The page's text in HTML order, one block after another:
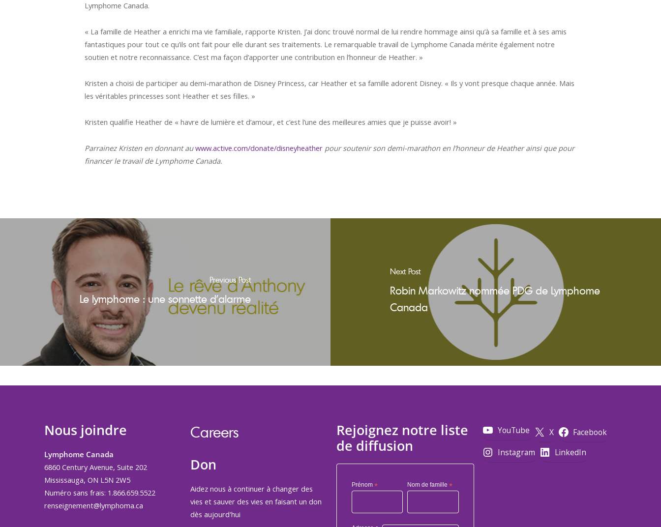
Lymphome Canada.
« La famille de Heather a enrichi ma vie familiale, rapporte Kristen. J’ai donc trouvé normal de lui rendre hommage ainsi qu’à sa famille et à ses amis
fantastiques pour tout ce qu’ils ont fait pour elle durant ses traitements. Le remarquable travail de Lymphome Canada mérite également notre
soutien et notre reconnaissance. C’est ma façon d’apporter une contribution en l’honneur de Heather. »
Kristen a choisi de participer au demi-marathon de Disney Princess, car Heather et sa famille adorent Disney. « Ils y vont presque chaque année. Mais
les véritables princesses sont Heather et ses filles. »
Kristen qualifie Heather de « havre de lumière et d’amour, et c’est l’une des meilleures amies que je puisse avoir! »
Parrainez Kristen en donnant au www.active.com/donate/disneyheather pour soutenir son demi-marathon en l’honneur de Heather ainsi que pour
financer le travail de Lymphome Canada.
Previous Post
Le lymphome : une sonnette d’alarme
Next Post
Robin Markowitz nommée PDG de Lymphome
Canada
Nous joindre
Lymphome Canada
6860 Century Avenue, Suite 202
Mississauga, ON L5N 2W5
Numéro sans frais: 1.866.659.5522
renseignement@lymphoma.ca
Careers
Don
Aidez nous à continuer à changer des
vies et sauver des vies en faisant un don
dès aujourd'hui
Rejoignez notre liste
de diffusion
Prénom * Nom de famille *
YouTube X
Facebook
Instagram
LinkedIn